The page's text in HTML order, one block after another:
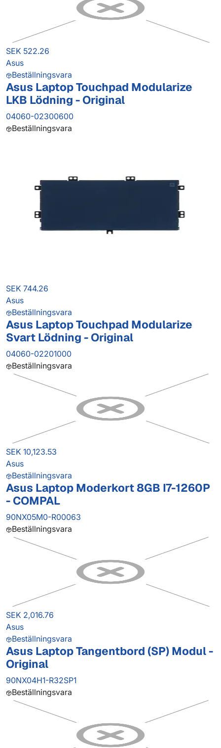
SEK 522.26
Asus
Beställningsvara
Asus Laptop Touchpad Modularize
LKB Lödning - Original
04060-02300600
Beställningsvara
SEK 744.26
Asus
Beställningsvara
Asus Laptop Touchpad Modularize
Svart Lödning - Original
04060-02201000
Beställningsvara
SEK 10,123.53
Asus
Beställningsvara
Asus Laptop Moderkort 8GB I7-1260P
- COMPAL
90NX05M0-R00063
Beställningsvara
SEK 2,016.76
Asus
Beställningsvara
Asus Laptop Tangentbord (SP) Modul -
Original
90NX04H1-R32SP1
Beställningsvara